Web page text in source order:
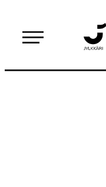
sisältöön